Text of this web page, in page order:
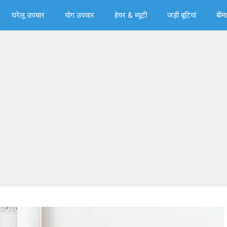
घरेलू उपचार योग उपचार हेयर & ब्‍यूटी जड़ी बूटियां